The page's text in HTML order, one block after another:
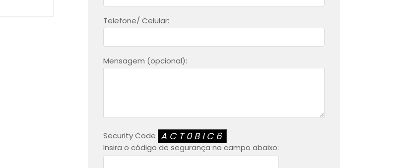
Telefone/ Celular:
Mensagem (opcional):
Security Code ACT0BIC6
Insira o código de segurança no campo abaixo: